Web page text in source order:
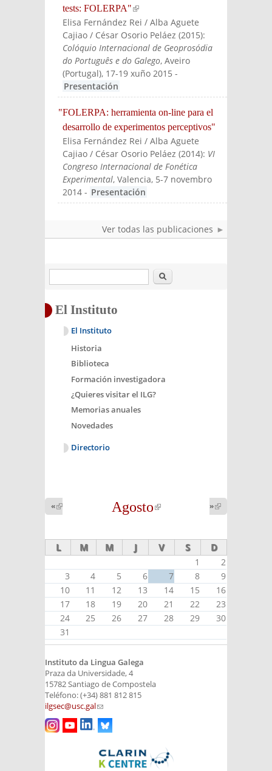
tests: FOLERPA"(link is external)
Elisa Fernández Rei / Alba Aguete
Cajiao / César Osorio Peláez(2015):
Colóquio Internacional de Geoprosódia
do Português e do Galego, Aveiro
(Portugal), 17-19 xuño 2015 -
Presentación
"FOLERPA: herramienta on-line para el
desarrollo de experimentos perceptivos"
Elisa Fernández Rei / Alba Aguete
Cajiao / César Osorio Peláez(2014): VI
Congreso Internacional de Fonética
Experimental, Valencia, 5-7 novembro
2014 - Presentación
Ver todas las publicaciones
Buscar
El Instituto
El Instituto
Historia
Biblioteca
Formación investigadora
¿Quieres visitar el ILG?
Memorias anuales
Novedades
Directorio
Agosto
(link is
«
external)
»
external)
L M M J V S D
1
2
3
4 5 6 7 8
9
10
11 12 13 14 15
16
17
18 19 20 21 22
23
24
25 26 27 28 29
30
31
Instituto da Lingua Galega
Praza da Universidade, 4
15782 Santiago de Compostela
Teléfono: (+34) 881 812 815
ilgsec@usc.gal(link sends e-mail)